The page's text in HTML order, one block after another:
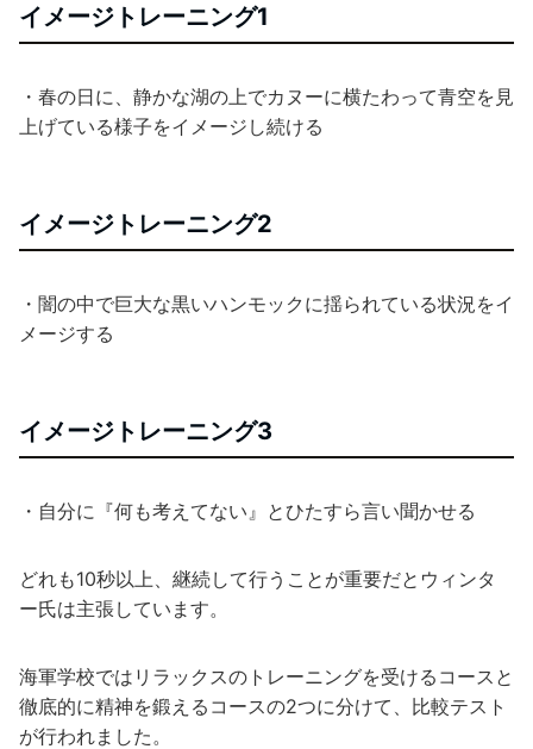
イメージトレーニング1
・春の日に、静かな湖の上でカヌーに横たわって青空を見
上げている様子をイメージし続ける
イメージトレーニング2
・闇の中で巨大な黒いハンモックに揺られている状況をイ
メージする
イメージトレーニング3
・自分に『何も考えてない』とひたすら言い聞かせる
どれも10秒以上、継続して行うことが重要だとウィンタ
ー氏は主張しています。
海軍学校ではリラックスのトレーニングを受けるコースと
徹底的に精神を鍛えるコースの2つに分けて、比較テスト
が行われました。